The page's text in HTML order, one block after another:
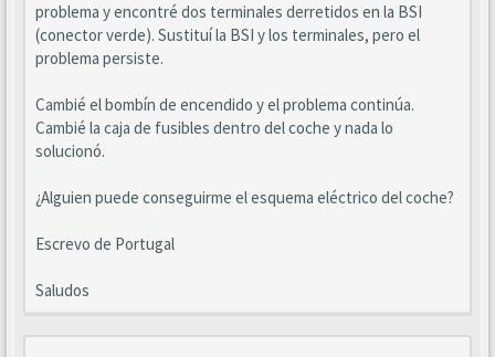
problema y encontré dos terminales derretidos en la BSI
(conector verde). Sustituí la BSI y los terminales, pero el
problema persiste.
Cambié el bombín de encendido y el problema continúa.
Cambié la caja de fusibles dentro del coche y nada lo
solucionó.
¿Alguien puede conseguirme el esquema eléctrico del coche?
Escrevo de Portugal
Saludos